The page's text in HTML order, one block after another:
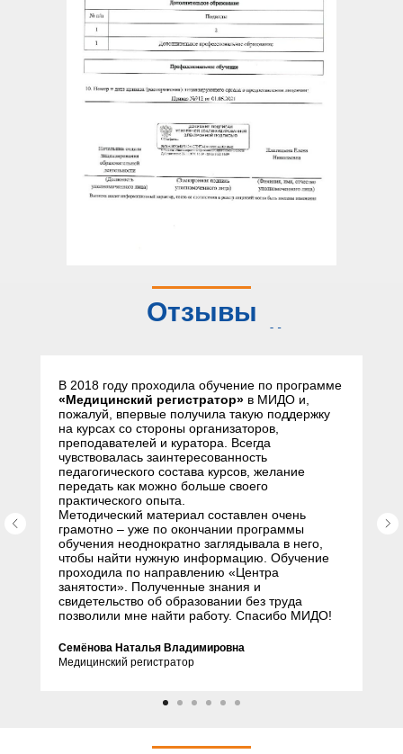
Отзывы
слушателей
В 2018 году проходила обучение по программе
«Медицинский регистратор» в МИДО и,
пожалуй, впервые получила такую поддержку
на курсах со стороны организаторов,
преподавателей и куратора. Всегда
чувствовалась заинтересованность
педагогического состава курсов, желание
передать как можно больше своего
практического опыта.
Методический материал составлен очень
грамотно – уже по окончании программы
обучения неоднократно заглядывала в него,
чтобы найти нужную информацию. Обучение
проходила по направлению «Центра
занятости». Полученные знания и
свидетельство об образовании без труда
позволили мне найти работу. Спасибо МИДО!
Семёнова Наталья Владимировна
Медицинский регистратор